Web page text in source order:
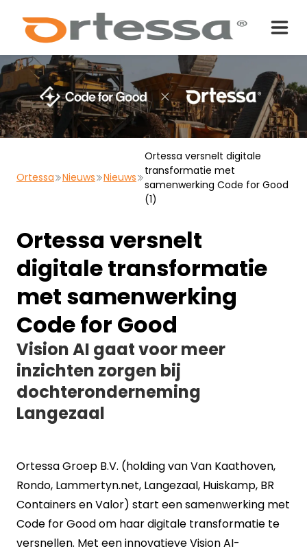
Ortessa Nieuws Nieuws
Ortessa versnelt digitale
transformatie met
samenwerking Code for Good
(1)
Ortessa versnelt
digitale transformatie
met samenwerking
Code for Good
Vision AI gaat voor meer
inzichten zorgen bij
dochteronderneming
Langezaal
Ortessa Groep B.V. (holding van Van Kaathoven,
Rondo, Lammertyn.net, Langezaal, Huiskamp, BR
Containers en Valor) start een samenwerking met
Code for Good om haar digitale transformatie te
versnellen. Met een innovatieve Vision AI-